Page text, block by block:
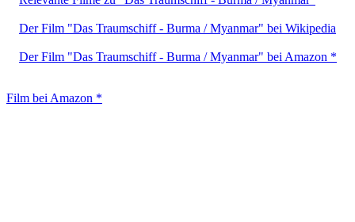
Der Film "Das Traumschiff - Burma / Myanmar" bei Wikipedia
Der Film "Das Traumschiff - Burma / Myanmar" bei Amazon *
Film bei Amazon *